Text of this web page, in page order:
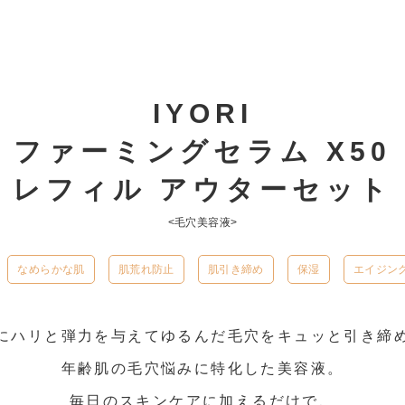
IYORI
ファーミングセラム X50
レフィル アウターセット
<毛穴美容液>
なめらかな肌 肌荒れ防止 肌引き締め 保湿 エイジン
ハリと弾力を与えてゆるんだ毛穴をキュッと引き締
年齢肌の毛穴悩みに特化した美容液。
毎日のスキンケアに加えるだけで、